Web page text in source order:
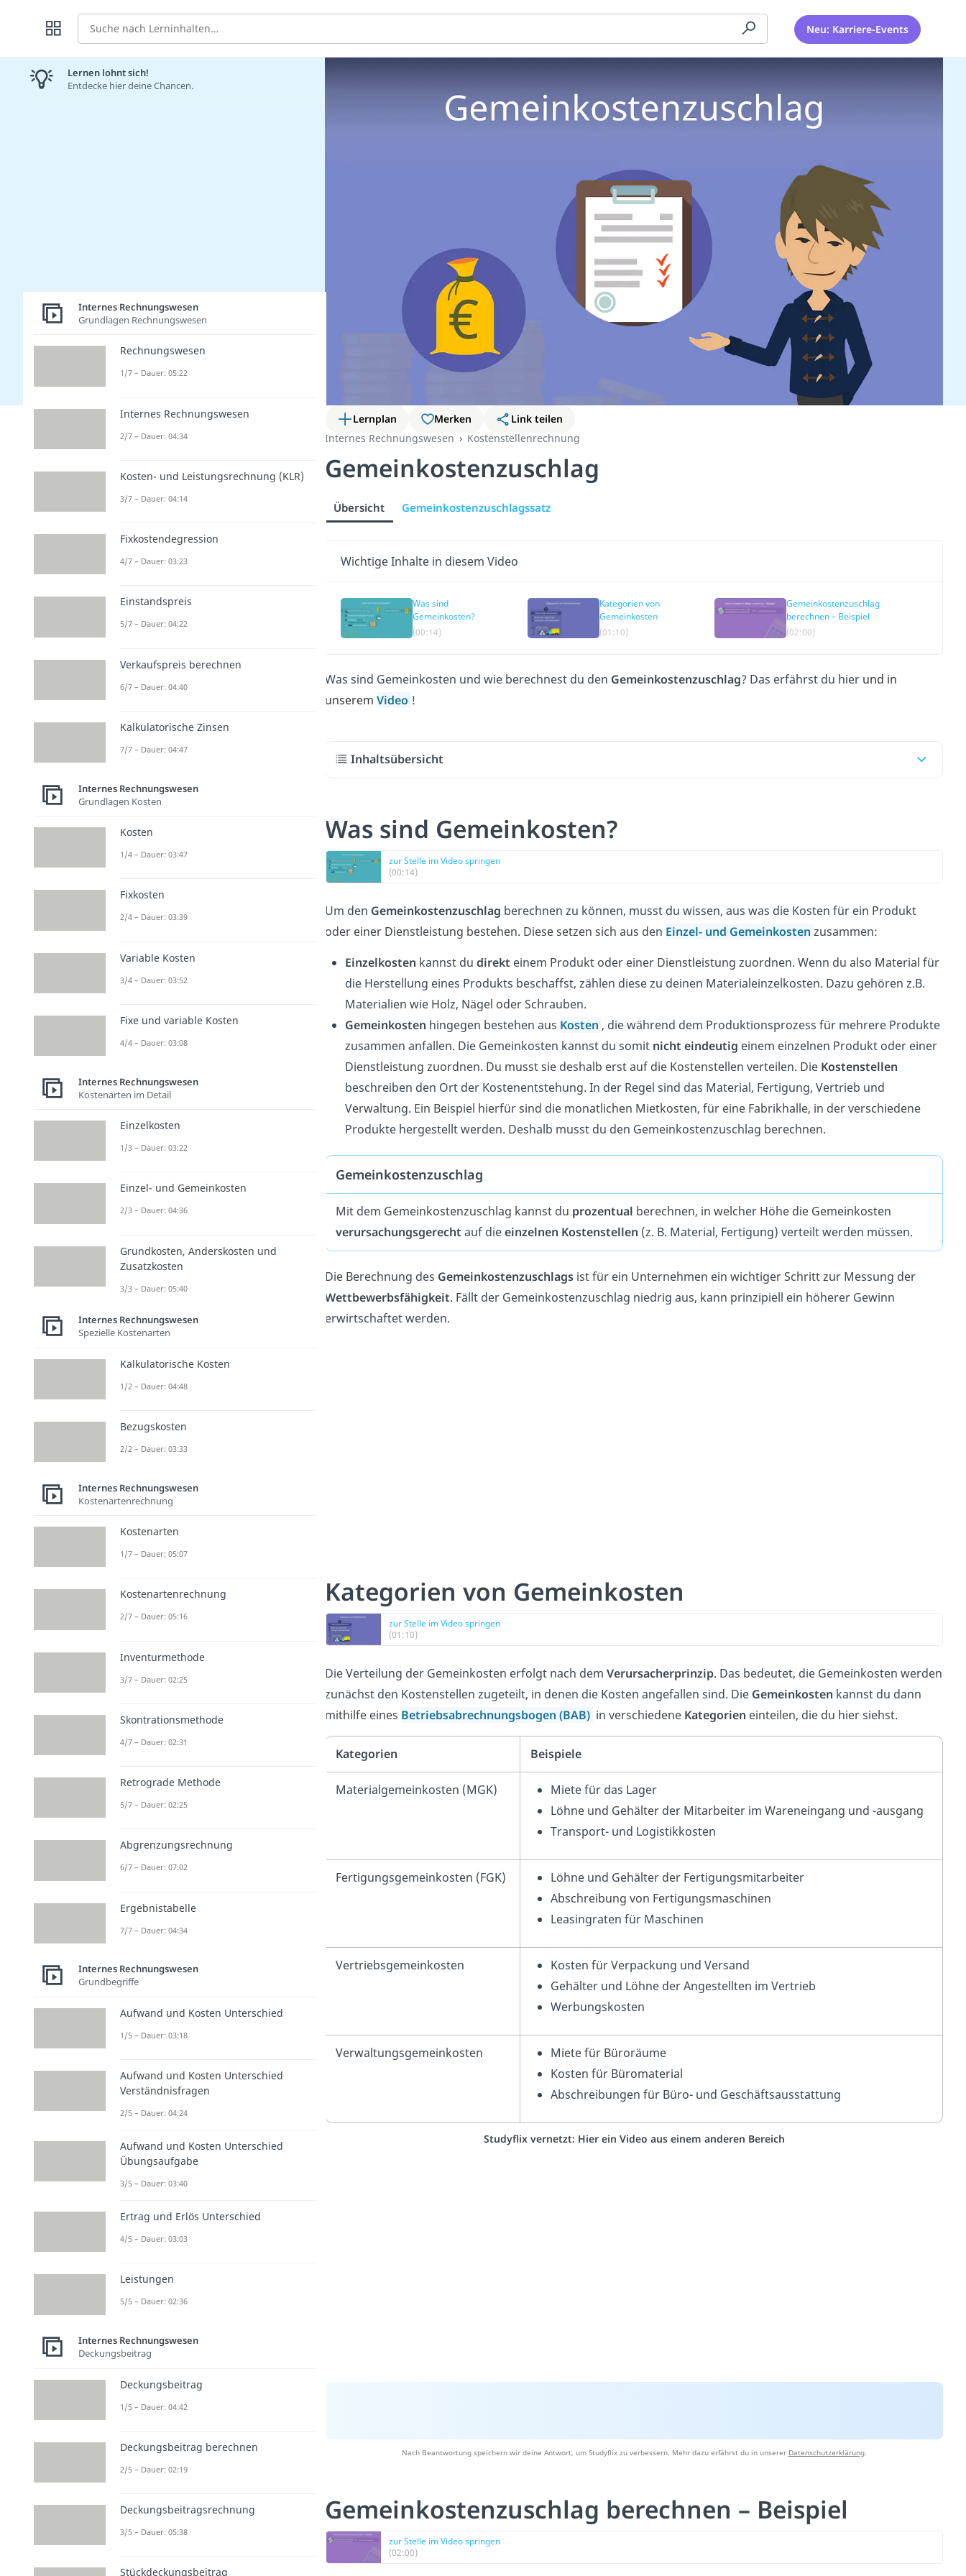
Suche Neu: Karriere-Events
Lernplan Merken
Link teilen
Internes Rechnungswesen
Kostenstellenrechnung
Gemeinkostenzuschlag
Übersicht Gemeinkostenzuschlagssatz
Wichtige Inhalte in diesem Video
Was sind
Gemeinkosten?
(00:14)
Kategorien von
Gemeinkosten
(01:10)
Gemeinkostenzuschlag
berechnen – Beispiel
(02:00)
Was sind Gemeinkosten und wie berechnest du den Gemeinkostenzuschlag? Das erfährst du hier und in
unserem Video !
Inhaltsübersicht
Was sind Gemeinkosten?
zur Stelle im Video springen
(00:14)
Um den Gemeinkostenzuschlag berechnen zu können, musst du wissen, aus was die Kosten für ein Produkt
oder einer Dienstleistung bestehen. Diese setzen sich aus den Einzel- und Gemeinkosten zusammen:
Einzelkosten kannst du direkt einem Produkt oder einer Dienstleistung zuordnen. Wenn du also Material für
die Herstellung eines Produkts beschaffst, zählen diese zu deinen Materialeinzelkosten. Dazu gehören z.B.
Materialien wie Holz, Nägel oder Schrauben.
Gemeinkosten hingegen bestehen aus Kosten , die während dem Produktionsprozess für mehrere Produkte
zusammen anfallen. Die Gemeinkosten kannst du somit nicht eindeutig einem einzelnen Produkt oder einer
Dienstleistung zuordnen. Du musst sie deshalb erst auf die Kostenstellen verteilen. Die Kostenstellen
beschreiben den Ort der Kostenentstehung. In der Regel sind das Material, Fertigung, Vertrieb und
Verwaltung. Ein Beispiel hierfür sind die monatlichen Mietkosten, für eine Fabrikhalle, in der verschiedene
Produkte hergestellt werden. Deshalb musst du den Gemeinkostenzuschlag berechnen.
Gemeinkostenzuschlag
Mit dem Gemeinkostenzuschlag kannst du prozentual berechnen, in welcher Höhe die Gemeinkosten
verursachungsgerecht auf dieeinzelnen Kostenstellen (z. B. Material, Fertigung) verteilt werden müssen.
Die Berechnung des Gemeinkostenzuschlags ist für ein Unternehmen ein wichtiger Schritt zur Messung der
Wettbewerbsfähigkeit. Fällt der Gemeinkostenzuschlag niedrig aus, kann prinzipiell ein höherer Gewinn
erwirtschaftet werden.
Kategorien von Gemeinkosten
zur Stelle im Video springen
(01:10)
Die Verteilung der Gemeinkosten erfolgt nach dem Verursacherprinzip. Das bedeutet, die Gemeinkosten werden
zunächst den Kostenstellen zugeteilt, in denen die Kosten angefallen sind. Die Gemeinkosten kannst du dann
mithilfe eines Betriebsabrechnungsbogen (BAB) in verschiedene Kategorien einteilen, die du hier siehst.
Kategorien Beispiele
Materialgemeinkosten (MGK)
Miete für das Lager
Löhne und Gehälter der Mitarbeiter im Wareneingang und -ausgang
Transport- und Logistikkosten
Fertigungsgemeinkosten (FGK)
Löhne und Gehälter der Fertigungsmitarbeiter
Abschreibung von Fertigungsmaschinen
Leasingraten für Maschinen
Vertriebsgemeinkosten
Kosten für Verpackung und Versand
Gehälter und Löhne der Angestellten im Vertrieb
Werbungskosten
Verwaltungsgemeinkosten
Miete für Büroräume
Kosten für Büromaterial
Abschreibungen für Büro- und Geschäftsausstattung
Studyflix vernetzt: Hier ein Video aus einem anderen Bereich
Nach Beantwortung speichern wir deine Antwort, um Studyflix zu verbessern. Mehr dazu erfährst du in unserer Datenschutzerklärung.
Gemeinkostenzuschlag berechnen – Beispiel
zur Stelle im Video springen
(02:00)
Lernen lohnt sich!
Entdecke hier deine Chancen.
Internes Rechnungswesen
Grundlagen Rechnungswesen
Rechnungswesen
1/7 – Dauer: 05:22
Internes Rechnungswesen
2/7 – Dauer: 04:34
Kosten- und Leistungsrechnung (KLR)
3/7 – Dauer: 04:14
Fixkostendegression
4/7 – Dauer: 03:23
Einstandspreis
5/7 – Dauer: 04:22
Verkaufspreis berechnen
6/7 – Dauer: 04:40
Kalkulatorische Zinsen
7/7 – Dauer: 04:47
Internes Rechnungswesen
Grundlagen Kosten
Kosten
1/4 – Dauer: 03:47
Fixkosten
2/4 – Dauer: 03:39
Variable Kosten
3/4 – Dauer: 03:52
Fixe und variable Kosten
4/4 – Dauer: 03:08
Internes Rechnungswesen
Kostenarten im Detail
Einzelkosten
1/3 – Dauer: 03:22
Einzel- und Gemeinkosten
2/3 – Dauer: 04:36
Grundkosten, Anderskosten und
Zusatzkosten
3/3 – Dauer: 05:40
Internes Rechnungswesen
Spezielle Kostenarten
Kalkulatorische Kosten
1/2 – Dauer: 04:48
Bezugskosten
2/2 – Dauer: 03:33
Internes Rechnungswesen
Kostenartenrechnung
Kostenarten
1/7 – Dauer: 05:07
Kostenartenrechnung
2/7 – Dauer: 05:16
Inventurmethode
3/7 – Dauer: 02:25
Skontrationsmethode
4/7 – Dauer: 02:31
Retrograde Methode
5/7 – Dauer: 02:25
Abgrenzungsrechnung
6/7 – Dauer: 07:02
Ergebnistabelle
7/7 – Dauer: 04:34
Internes Rechnungswesen
Grundbegriffe
Aufwand und Kosten Unterschied
1/5 – Dauer: 03:18
Aufwand und Kosten Unterschied
Verständnisfragen
2/5 – Dauer: 04:24
Aufwand und Kosten Unterschied
Übungsaufgabe
3/5 – Dauer: 03:40
Ertrag und Erlös Unterschied
4/5 – Dauer: 03:03
Leistungen
5/5 – Dauer: 02:36
Internes Rechnungswesen
Deckungsbeitrag
Deckungsbeitrag
1/5 – Dauer: 04:42
Deckungsbeitrag berechnen
2/5 – Dauer: 02:19
Deckungsbeitragsrechnung
3/5 – Dauer: 05:38
Stückdeckungsbeitrag